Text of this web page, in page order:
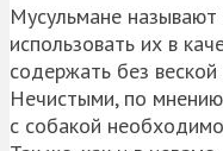
Мусульмане
использовать их в
содержать без
Нечистыми, по
с собакой